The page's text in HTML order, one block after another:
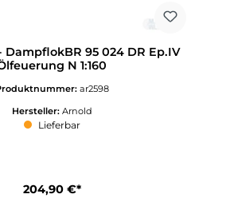
DampflokBR 95 024 DR Ep.IV
N 1:160
ar2598
Hersteller: Arnold
Lieferbar
204,90 €*